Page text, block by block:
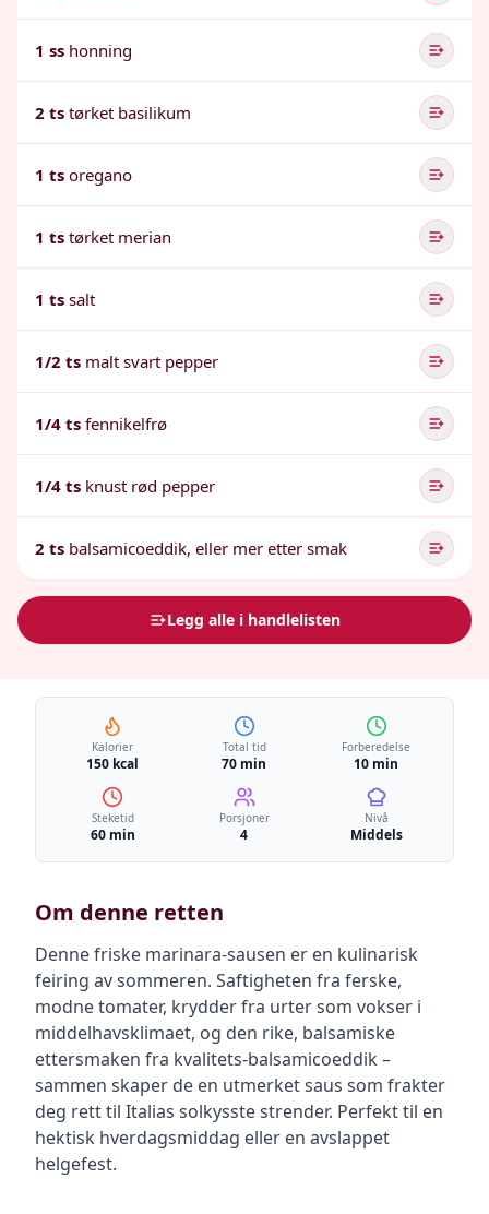
1 ss honning
2 ts tørket basilikum
1 ts oregano
1 ts tørket merian
1 ts salt
1/2 ts malt svart pepper
1/4 ts fennikelfrø
1/4 ts knust rød pepper
2 ts balsamicoeddik, eller mer etter smak
Legg alle i handlelisten
Kalorier
150 kcal
Total tid
70 min
Forberedelse
10 min
Steketid
60 min
Porsjoner
4
Nivå
Middels
Om denne retten
Denne friske marinara-sausen er en kulinarisk
feiring av sommeren. Saftigheten fra ferske,
modne tomater, krydder fra urter som vokser i
middelhavsklimaet, og den rike, balsamiske
ettersmaken fra kvalitets-balsamicoeddik –
sammen skaper de en utmerket saus som frakter
deg rett til Italias solkysste strender. Perfekt til en
hektisk hverdagsmiddag eller en avslappet
helgefest.